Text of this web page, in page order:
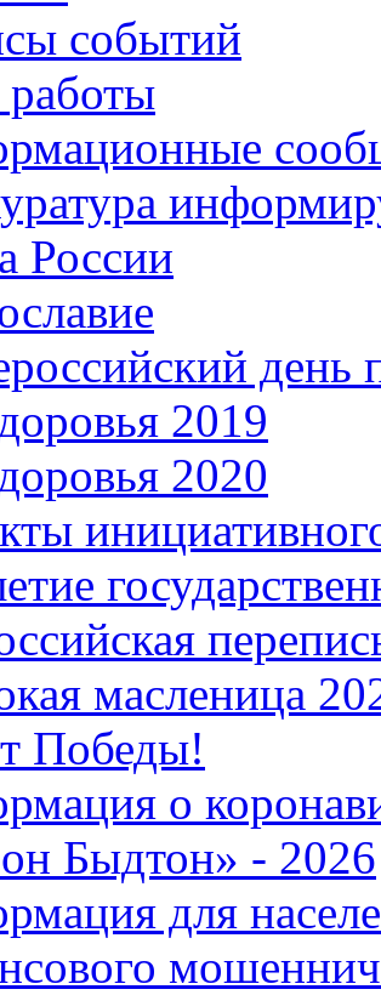
событий
России
день
2019
2020
масленица
Победы!
о
Быдтон» - 2026
для